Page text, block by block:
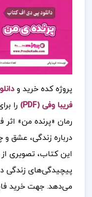
پروژه کده خرید و
فریبا وفی (PDF)
را
رمان «پرنده من» اثر
درباره زندگی، عشق
این کتاب، تصویری
پیچیدگی‌های زندگی
می‌دهد. جهت خرید